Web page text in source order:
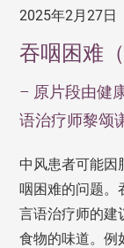
2025年2月27日
吞咽困难（
– 原片段由健
语治疗师黎颂
中风患者可能因
咽困难的问题。
言语治疗师的建
食物的味道。例